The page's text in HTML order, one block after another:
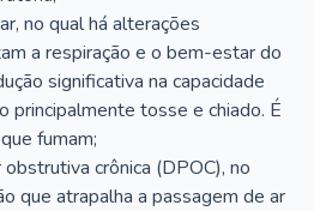
no qual há alterações
a respiração e o bem-estar do
significativa na capacidade
principalmente tosse e chiado. É
fumam;
crônica (DPOC), no
que atrapalha a passagem de ar